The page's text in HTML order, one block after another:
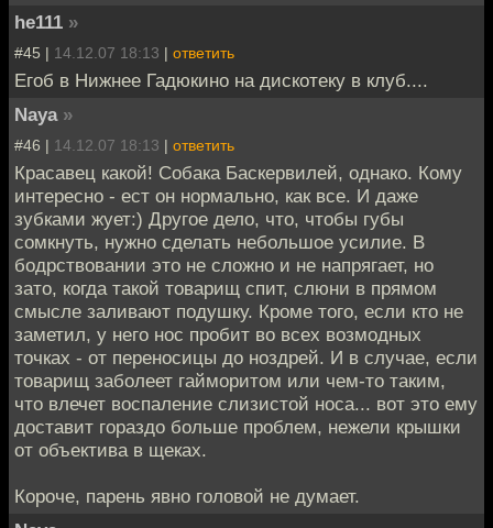
he111 »
#45 | 14.12.07 18:13 | ответить
Егоб в Нижнее Гадюкино на дискотеку в клуб....
Naya »
#46 | 14.12.07 18:13 | ответить
Красавец какой! Собака Баскервилей, однако. Кому
интересно - ест он нормально, как все. И даже
зубками жует:) Другое дело, что, чтобы губы
сомкнуть, нужно сделать небольшое усилие. В
бодрствовании это не сложно и не напрягает, но
зато, когда такой товарищ спит, слюни в прямом
смысле заливают подушку. Кроме того, если кто не
заметил, у него нос пробит во всех возмодных
точках - от переносицы до ноздрей. И в случае, если
товарищ заболеет гайморитом или чем-то таким,
что влечет воспаление слизистой носа... вот это ему
доставит гораздо больше проблем, нежели крышки
от объектива в щеках.
Короче, парень явно головой не думает.